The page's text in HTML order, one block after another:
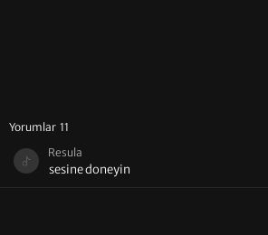
Yorumlar 11
Resula
sesine doneyin